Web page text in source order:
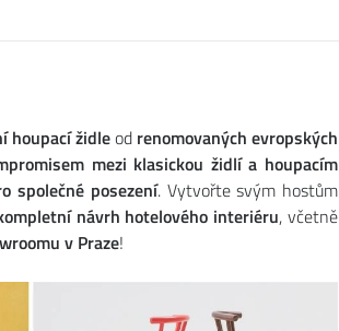
houpací židleod renomovaných evropských
mezi klasickou židlí a houpacím
společné posezení. Vytvořte svým hostům
návrh hotelového interiéru, včetně
v Praze!